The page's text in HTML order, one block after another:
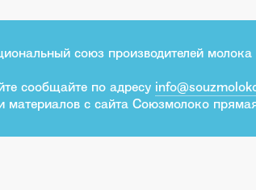
союз производителей молока
сообщайте по адресу
материалов с сайта Союзмолоко